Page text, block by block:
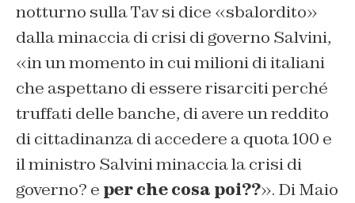
notturno sulla Tav si dice «sbalordito»
dalla minaccia di crisi di governo Salvini,
«in un momento in cui milioni di italiani
che aspettano di essere risarciti perché
truffati delle banche, di avere un reddito
di cittadinanza di accedere a quota 100 e
il ministro Salvini minaccia la crisi di
governo? e per che cosa poi??». Di Maio